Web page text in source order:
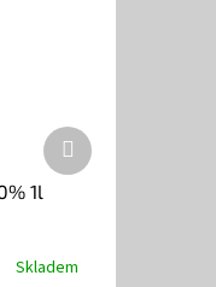
1l
Skladem
Další
produkt